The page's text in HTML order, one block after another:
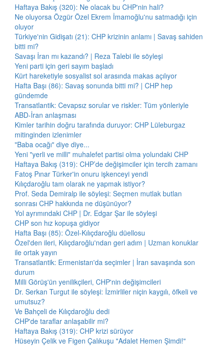
Haftaya Bakış (320): Ne olacak bu CHP'nin hali?
Ne oluyorsa Özgür Özel Ekrem İmamoğlu'nu satmadığı için
oluyor
Türkiye'nin Gidişatı (21): CHP krizinin anlamı | Savaş sahiden
bitti mi?
Savaşı İran mı kazandı? | Reza Talebi ile söyleşi
Yeni parti için geri sayım başladı
Kürt hareketiyle sosyalist sol arasında makas açılıyor
Hafta Başı (86): Savaş sonunda bitti mi? | CHP hep
gündemde
Transatlantik: Cevapsız sorular ve riskler: Tüm yönleriyle
ABD-İran anlaşması
Kimler tarihin doğru tarafında duruyor: CHP Lüleburgaz
mitinginden izlenimler
"Baba ocağı" diye diye...
Yeni "yerli ve milli" muhalefet partisi olma yolundaki CHP
Haftaya Bakış (319): CHP’de değişimciler için tercih zamanı
Fatoş Pınar Türker'in onuru işkenceyi yendi
Kılıçdaroğlu tam olarak ne yapmak istiyor?
Prof. Seda Demiralp ile söyleşi: Seçmen mutlak butlan
sonrası CHP hakkında ne düşünüyor?
Yol ayrımındaki CHP | Dr. Edgar Şar ile söyleşi
CHP son hız kopuşa gidiyor
Hafta Başı (85): Özel-Kılıçdaroğlu düellosu
Özel'den ileri, Kılıçdaroğlu'ndan geri adım | Uzman konuklar
ile ortak yayın
Transatlantik: Ermenistan'da seçimler | İran savaşında son
durum
Milli Görüş'ün yenilikçileri, CHP'nin değişimcileri
Dr. Serkan Turgut ile söyleşi: İzmirliler niçin kaygılı, öfkeli ve
umutsuz?
Ve Bahçeli de Kılıçdaroğlu dedi
CHP'de taraflar anlaşabilir mi?
Haftaya Bakış (319): CHP krizi sürüyor
Hüseyin Çelik ve Figen Çalıkuşu "Adalet Hemen Şimdi!"